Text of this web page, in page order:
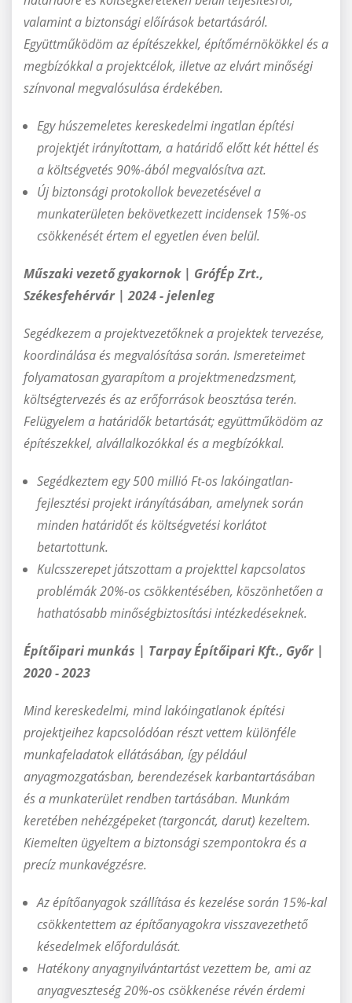
valamint a biztonsági előírások betartásáról.
Együttműködöm az építészekkel, építőmérnökökkel és a
megbízókkal a projektcélok, illetve az elvárt minőségi
színvonal megvalósulása érdekében.
Egy húszemeletes kereskedelmi ingatlan építési
projektjét irányítottam, a határidő előtt két héttel és
a költségvetés 90%-ából megvalósítva azt.
Új biztonsági protokollok bevezetésével a
munkaterületen bekövetkezett incidensek 15%-os
csökkenését értem el egyetlen éven belül.
Műszaki vezető gyakornok | GrófÉp Zrt.,
Székesfehérvár | 2024 - jelenleg
Segédkezem a projektvezetőknek a projektek tervezése,
koordinálása és megvalósítása során. Ismereteimet
folyamatosan gyarapítom a projektmenedzsment,
költségtervezés és az erőforrások beosztása terén.
Felügyelem a határidők betartását; együttműködöm az
építészekkel, alvállalkozókkal és a megbízókkal.
Segédkeztem egy 500 millió Ft-os lakóingatlan-
fejlesztési projekt irányításában, amelynek során
minden határidőt és költségvetési korlátot
betartottunk.
Kulcsszerepet játszottam a projekttel kapcsolatos
problémák 20%-os csökkentésében, köszönhetően a
hathatósabb minőségbiztosítási intézkedéseknek.
Építőipari munkás | Tarpay Építőipari Kft., Győr |
2020 - 2023
Mind kereskedelmi, mind lakóingatlanok építési
projektjeihez kapcsolódóan részt vettem különféle
munkafeladatok ellátásában, így például
anyagmozgatásban, berendezések karbantartásában
és a munkaterület rendben tartásában. Munkám
keretében nehézgépeket (targoncát, darut) kezeltem.
Kiemelten ügyeltem a biztonsági szempontokra és a
precíz munkavégzésre.
Az építőanyagok szállítása és kezelése során 15%-kal
csökkentettem az építőanyagokra visszavezethető
késedelmek előfordulását.
Hatékony anyagnyilvántartást vezettem be, ami az
anyagveszteség 20%-os csökkenése révén érdemi